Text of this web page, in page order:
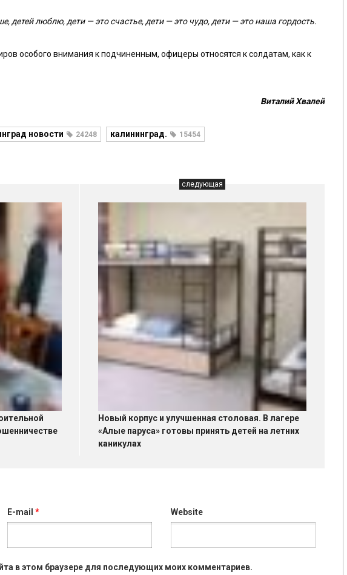
детей люблю, дети — это счастье, дети — это чудо, дети — это наша гордость.
особого внимания к подчиненным, офицеры относятся к солдатам, как к
Виталий Хвалей
новости 24248 калининград. 15454
следующая
Новый корпус и улучшенная столовая. В лагере
«Алые паруса» готовы принять детей на летних
каникулах
E-mail* Website
в этом браузере для последующих моих комментариев.